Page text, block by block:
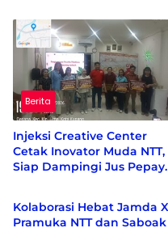
Berita
Injeksi Creative Center
Cetak Inovator Muda NTT,
Siap Dampingi Jus
Berita
Kolaborasi Hebat Jamda X
Pramuka NTT dan Saboak